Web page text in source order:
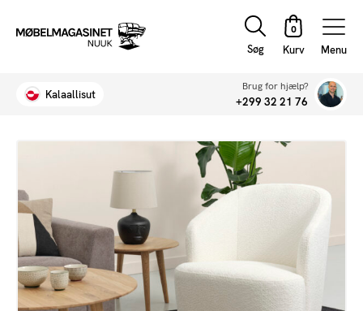
Søg Menu
Kalaallisut
Brug for hjælp?
+299 32 21 76